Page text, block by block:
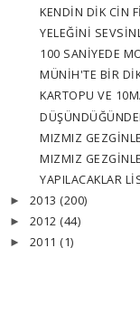
KENDİN DİK CİN
YELEĞİNİ
100 SANİYEDE
MÜNİH'TE BİR
KARTOPU VE
MIZMIZ
MIZMIZ
YAPILACAKLAR
► 2013 (200)
► 2012 (44)
► 2011 (1)